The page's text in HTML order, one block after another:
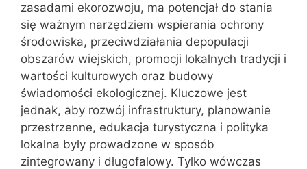
zasadami ekorozwoju, ma potencjał do stania
się ważnym narzędziem wspierania ochrony
środowiska, przeciwdziałania depopulacji
obszarów wiejskich, promocji lokalnych tradycji i
wartości kulturowych oraz budowy
świadomości ekologicznej. Kluczowe jest
jednak, aby rozwój infrastruktury, planowanie
przestrzenne, edukacja turystyczna i polityka
lokalna były prowadzone w sposób
zintegrowany i długofalowy. Tylko wówczas